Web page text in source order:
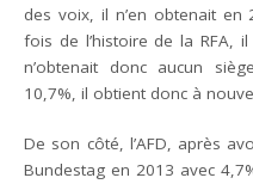
des voix, il n’en obtenait
fois de l’histoire de la RFA,
n’obtenait donc aucun
10,7%, il obtient donc à
De son côté, l’AFD, après
Bundestag en 2013 avec